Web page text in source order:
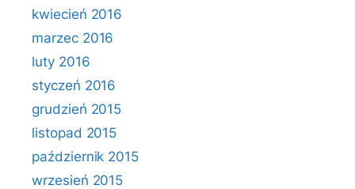
kwiecień 2016
marzec 2016
luty 2016
styczeń 2016
grudzień 2015
listopad 2015
październik 2015
wrzesień 2015